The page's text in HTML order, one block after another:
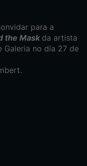
para a
the Maskda artista
Galeria no dia 27 de